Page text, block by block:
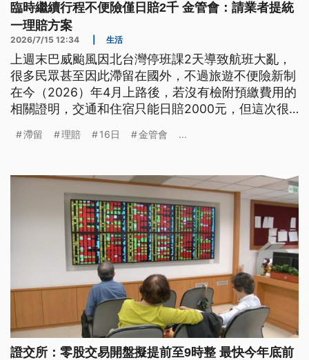
臨時繼續行程不便險僅日賠2千 金管會：請業者提統
一理賠方案
2026/7/15 12:34 生活
上週末巴威颱風因北台灣停班課2天導致航班大亂，
很多民眾甚至因此滯留在國外，不過旅遊不便險新制
在今（2026）年4月上路後，若沒有檢附預繳費用的
相關證明，交通和住宿只能日賠2000元，但這次很
本沒有預繳證明，引發爭議。
滯留 理賠 16日 金管會 ...
證交所：零股交易開盤擬提前至9時整 最快今年底前